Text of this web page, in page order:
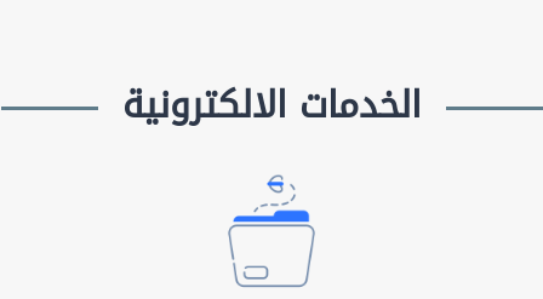
الخدمات الالكترونية